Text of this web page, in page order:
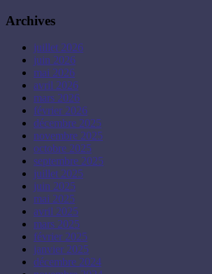
Archives
juillet 2026
juin 2026
mai 2026
avril 2026
mars 2026
février 2026
décembre 2025
novembre 2025
octobre 2025
septembre 2025
juillet 2025
juin 2025
mai 2025
avril 2025
mars 2025
février 2025
janvier 2025
décembre 2024